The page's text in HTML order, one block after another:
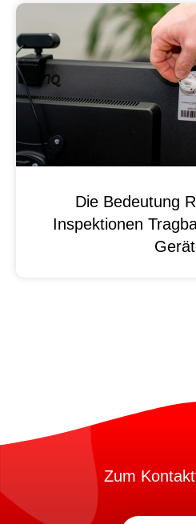
Die Bedeutung
Inspektionen
Zum